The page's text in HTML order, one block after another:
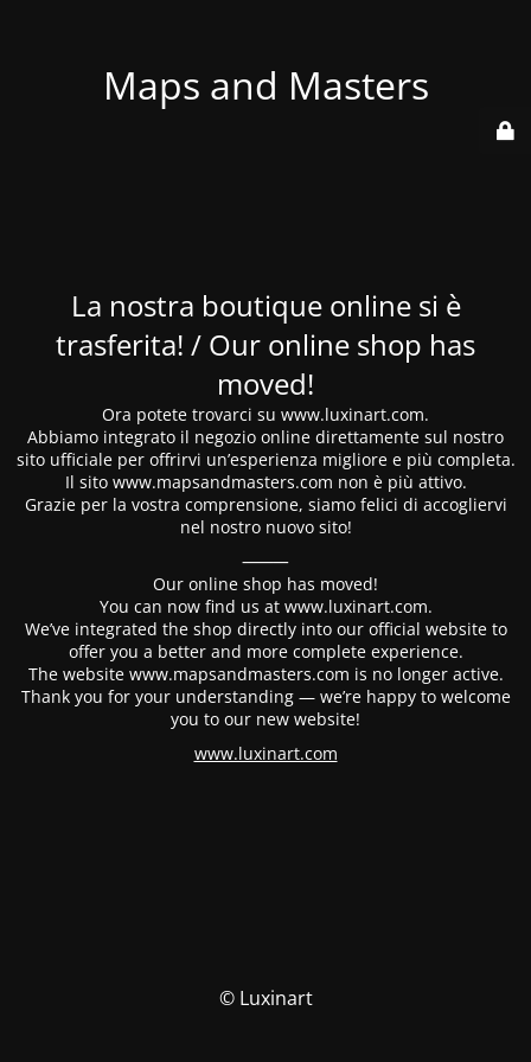
Maps and Masters
La nostra boutique online si è
trasferita! / Our online shop has
moved!
Ora potete trovarci su www.luxinart.com.
Abbiamo integrato il negozio online direttamente sul nostro
sito ufficiale per offrirvi un’esperienza migliore e più completa.
Il sito www.mapsandmasters.com non è più attivo.
Grazie per la vostra comprensione, siamo felici di accogliervi
nel nostro nuovo sito!
⸻
Our online shop has moved!
You can now find us at www.luxinart.com.
We’ve integrated the shop directly into our official website to
offer you a better and more complete experience.
The website www.mapsandmasters.com is no longer active.
Thank you for your understanding — we’re happy to welcome
you to our new website!
www.luxinart.com
© Luxinart